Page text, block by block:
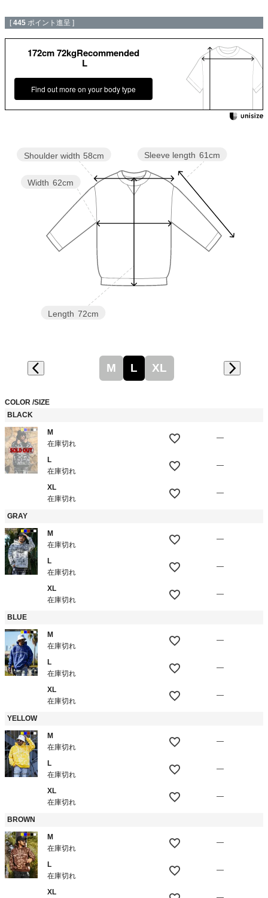
[ 445 ポイント進呈 ]
172cm 72kgRecommended
L
Find out more on your body type
Sleeve length 61cm
Length 72cm
Width 62cm
Shoulder width 58cm
M L XL
COLOR SIZE
BLACK
M
在庫切れ
—
L
在庫切れ
—
XL
在庫切れ
—
GRAY
M
在庫切れ
—
L
在庫切れ
—
XL
在庫切れ
—
BLUE
M
在庫切れ
—
L
在庫切れ
—
XL
在庫切れ
—
YELLOW
M
在庫切れ
—
L
在庫切れ
—
XL
在庫切れ
—
BROWN
M
在庫切れ
—
L
在庫切れ
—
XL